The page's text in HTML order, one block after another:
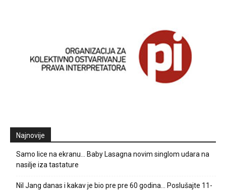
Najnovije
Samo lice na ekranu… Baby Lasagna novim singlom udara na
nasilje iza tastature
Nil Jang danas i kakav je bio pre pre 60 godina… Poslušajte 11-